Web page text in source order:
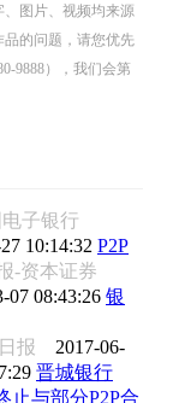
图片、视频均来源
的问题，请您优先
9888），我们会第
子银行
10:14:32 P2P
-资本证券
07 08:43:26 银
报 2017-06-
晋城银行
止与部分P2P合